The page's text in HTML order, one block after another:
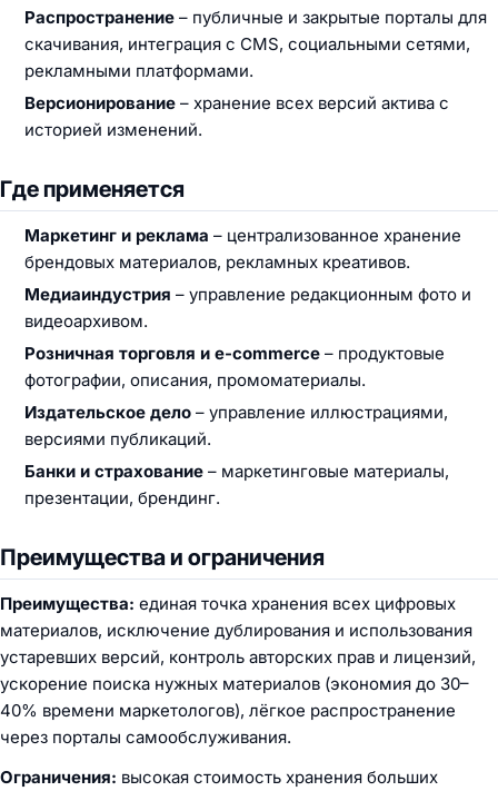
Распространение – публичные и закрытые порталы для
скачивания, интеграция с CMS, социальными сетями,
рекламными платформами.
Версионирование – хранение всех версий актива с
историей изменений.
Где применяется
Маркетинг и реклама – централизованное хранение
брендовых материалов, рекламных креативов.
Медиаиндустрия – управление редакционным фото и
видеоархивом.
Розничная торговля и e-commerce – продуктовые
фотографии, описания, промоматериалы.
Издательское дело – управление иллюстрациями,
версиями публикаций.
Банки и страхование – маркетинговые материалы,
презентации, брендинг.
Преимущества и ограничения
Преимущества: единая точка хранения всех цифровых
материалов, исключение дублирования и использования
устаревших версий, контроль авторских прав и лицензий,
ускорение поиска нужных материалов (экономия до 30–
40% времени маркетологов), лёгкое распространение
через порталы самообслуживания.
Ограничения: высокая стоимость хранения больших